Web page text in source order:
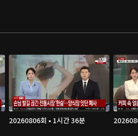
20260806회 • 1시간 36분